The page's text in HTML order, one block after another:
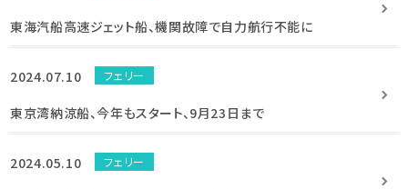
東海汽船高速ジェット船、機関故障で自力航行不能に
2024.07.10 フェリー
東京湾納涼船、今年もスタート、9月23日まで
2024.05.10 フェリー